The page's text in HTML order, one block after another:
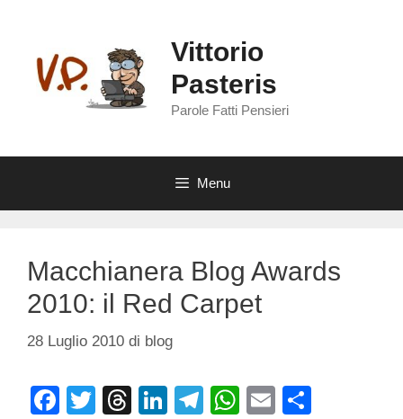
contenuto
Vittorio
Pasteris
Parole Fatti Pensieri
Menu
Macchianera Blog Awards
2010: il Red Carpet
28 Luglio 2010 di blog
F
T
T
Li
T
W E